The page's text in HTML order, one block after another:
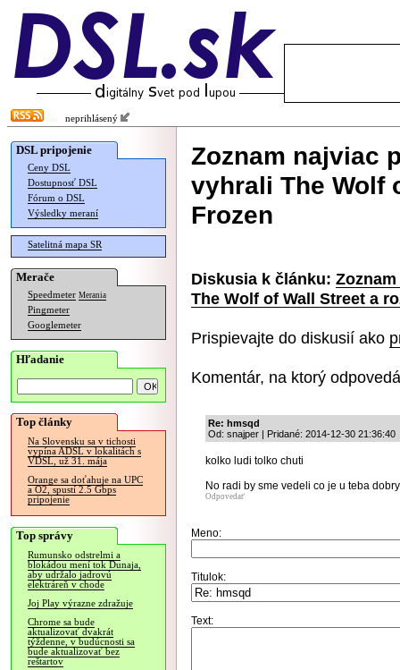
neprihlásený
DSL pripojenie
Ceny DSL
Dostupnosť DSL
Fórum o DSL
Výsledky meraní
Satelitná mapa SR
Merače
Speedmeter Merania
Pingmeter
Googlemeter
Hľadanie
Top články
Na Slovensku sa v tichosti
vypína ADSL v lokalitách s
VDSL, už 31. mája
Orange sa doťahuje na UPC
a O2, spustí 2.5 Gbps
pripojenie
Top správy
Rumunsko odstrelmi a
blokádou mení tok Dunaja,
aby udržalo jadrovú
elektráreň v chode
Joj Play výrazne zdražuje
Chrome sa bude
aktualizovať dvakrát
týždenne, v budúcnosti sa
bude aktualizovať bez
reštartov
Zoznam najviac
vyhrali The Wolf
Frozen
Diskusia k článku:
The Wolf of Wall Street a
Prispievajte do diskusií ako
Komentár, na ktorý
Re: hmsqd
Od: snajper | Pridané: 2014-12-30 21:36:40
kolko ludi tolko chuti
No radi by sme vedeli co je u teba
Odpovedať
Meno:
Titulok:
Text: